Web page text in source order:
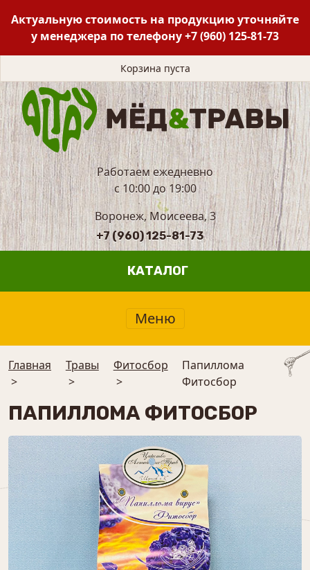
Актуальную стоимость на продукцию уточняйте
у менеджера по телефону+7 (960) 125-81-73
Корзина пуста
Работаем ежедневно
с 10:00 до 19:00
Воронеж, Моисеева, 3
+7 (960) 125-81-73
КАТАЛОГ
Меню
Главная
>
Травы
>
⁠Фитосбор
>
Папиллома
Фитосбор
ПАПИЛЛОМА ФИТОСБОР